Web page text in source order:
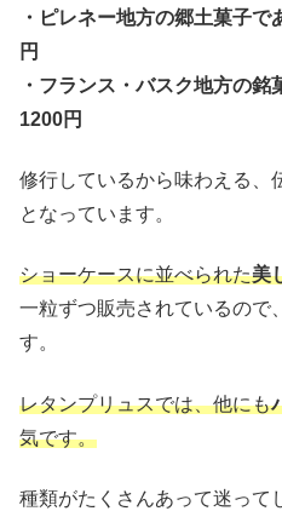
・ピレネー地方の郷土菓子
円
・フランス・バスク地方の
1200円
修行しているから味わえる、
となっています。
ショーケースに並べられた美
一粒ずつ販売されているので
す。
レタンプリュスでは、他にも
気です。
種類がたくさんあって迷って